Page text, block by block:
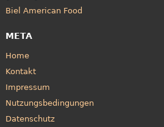
Biel American Food
META
Home
Kontakt
Impressum
Nutzungsbedingungen
Datenschutz